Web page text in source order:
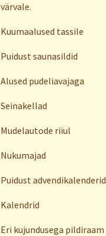
värvale.
Kuumaalused tassile
Puidust saunasildid
Alused pudeliavajaga
Seinakellad
Mudelautode riiul
Nukumajad
Puidust advendikalenderid
Kalendrid
Eri kujundusega pildiraam